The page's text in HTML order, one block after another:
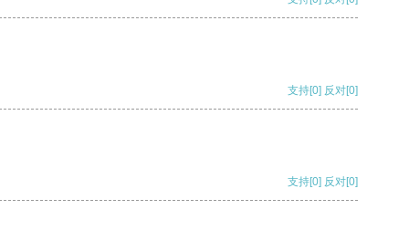
支持[0] 反对[0]
支持[0] 反对[0]